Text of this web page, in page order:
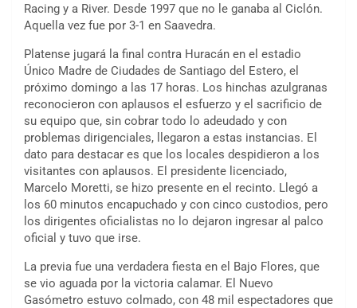
Racing y a River. Desde 1997 que no le ganaba al Ciclón.
Aquella vez fue por 3-1 en Saavedra.
Platense jugará la final contra Huracán en el estadio
Único Madre de Ciudades de Santiago del Estero, el
próximo domingo a las 17 horas. Los hinchas azulgranas
reconocieron con aplausos el esfuerzo y el sacrificio de
su equipo que, sin cobrar todo lo adeudado y con
problemas dirigenciales, llegaron a estas instancias. El
dato para destacar es que los locales despidieron a los
visitantes con aplausos. El presidente licenciado,
Marcelo Moretti, se hizo presente en el recinto. Llegó a
los 60 minutos encapuchado y con cinco custodios, pero
los dirigentes oficialistas no lo dejaron ingresar al palco
oficial y tuvo que irse.
La previa fue una verdadera fiesta en el Bajo Flores, que
se vio aguada por la victoria calamar. El Nuevo
Gasómetro estuvo colmado, con 48 mil espectadores que